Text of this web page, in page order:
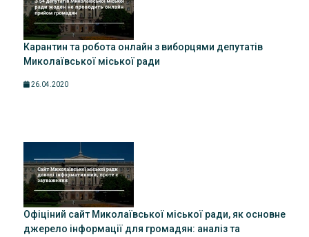
Карантин та робота онлайн з виборцями депутатів
Миколаївської міської ради
26.04.2020
Офіціний сайт Миколаївської міської ради, як основне
джерело інформації для громадян: аналіз та